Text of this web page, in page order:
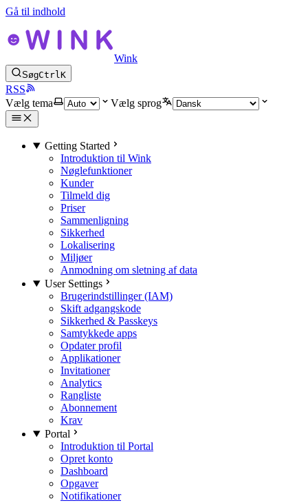
Gå til indhold
Wink
SøgCtrlK
RSS
Vælg tema
Vælg sprog
Getting Started
Introduktion til Wink
Nøglefunktioner
Kunder
Tilmeld dig
Priser
Sammenligning
Sikkerhed
Lokalisering
Miljøer
Anmodning om sletning af data
User Settings
Brugerindstillinger (IAM)
Skift adgangskode
Sikkerhed & Passkeys
Samtykkede apps
Opdater profil
Applikationer
Invitationer
Analytics
Rangliste
Abonnement
Krav
Portal
Introduktion til Portal
Opret konto
Dashboard
Opgaver
Notifikationer